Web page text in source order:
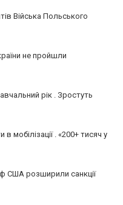
Війська Польського
не пройшли
рік . Зростуть
мобілізації . «200+ тисяч у
США розширили санкції